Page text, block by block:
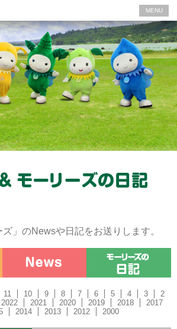
MENU
」のNewsや日記をお送りします。
11 10 9 8 7 6 5 4 3
2
2022 2021 2020 2019 2018
2017
2014 2013 2012 2000